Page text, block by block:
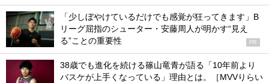
「少しぼやけているだけでも感覚が狂ってきます」B
リーグ屈指のシューター・安藤周人が明かす“見え
る”ことの重要性
PR
38歳でも進化を続ける篠山竜青が語る「10年前より
バスケが上手くなっている」理由とは。［MVVりらい